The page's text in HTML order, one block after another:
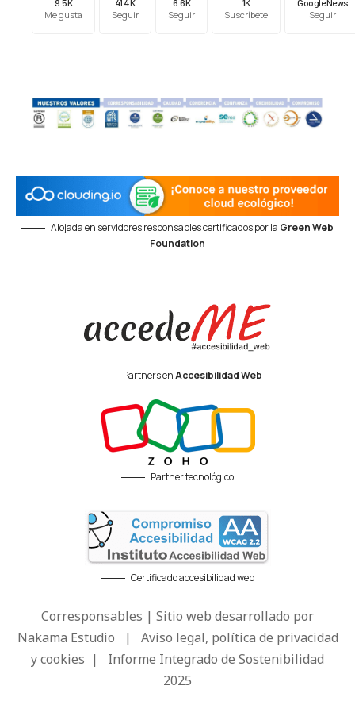
9.5K
Me gusta
41.4K
Seguir
6.6K
Seguir
1K
Suscríbete
Google News
Seguir
Alojada en servidores responsables certificados por la Green Web
Foundation
Partners enAccesibilidad Web
Partner tecnológico
Certificado accesibilidad web
Corresponsables | Sitio web desarrollado por
Nakama Estudio | Aviso legal, política de privacidad
y cookies | Informe Integrado de Sostenibilidad
2025